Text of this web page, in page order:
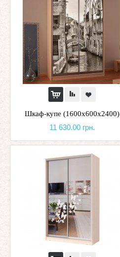
Шкаф-купе (1600х600х2400)
11 630.00 грн.